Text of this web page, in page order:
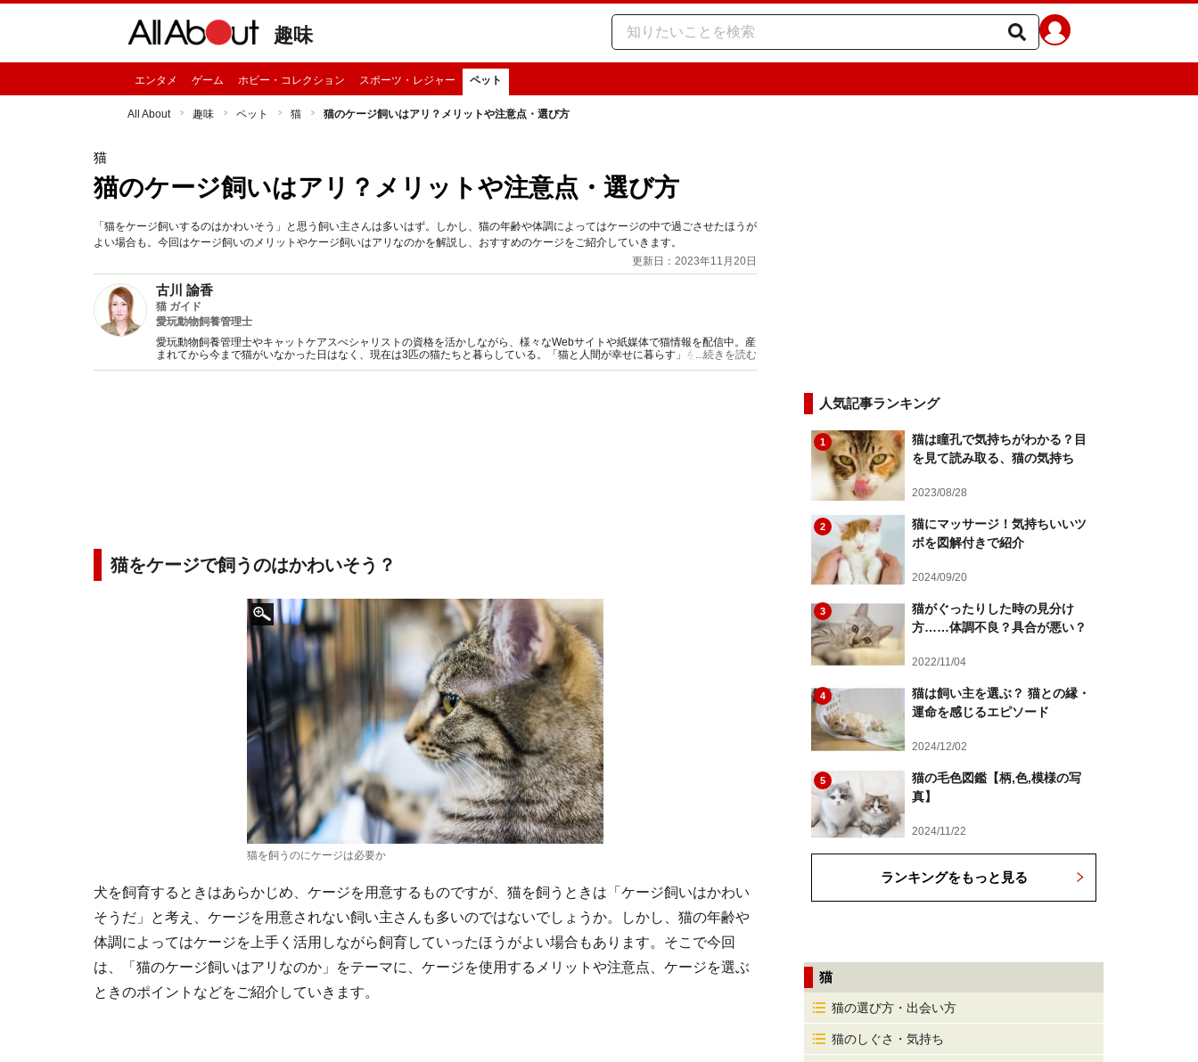
趣味
エンタメ ゲーム ホビー・コレクション スポーツ・レジャー ペット
All About 趣味 ペット 猫 猫のケージ飼いはアリ？メリットや注意点・選び方
猫
猫のケージ飼いはアリ？メリットや注意点・選び方
「猫をケージ飼いするのはかわいそう」と思う飼い主さんは多いはず。しかし、猫の年齢や体調によってはケージの中で過ごさせたほうが
よい場合も。今回はケージ飼いのメリットやケージ飼いはアリなのかを解説し、おすすめのケージをご紹介していきます。
更新日：2023年11月20日
古川 諭香
猫 ガイド
愛玩動物飼養管理士
愛玩動物飼養管理士やキャットケアスぺシャリストの資格を活かしながら、様々なWebサイトや紙媒体で猫情報を配信中。産
まれてから今まで猫がいなかった日はなく、現在は3匹の猫たちと暮らしている。「猫と人間が幸せに暮らす」をテーマに、
猫が喜ぶ注文住宅も建築済み。
...続きを読む
猫をケージで飼うのはかわいそう？
猫を飼うのにケージは必要か
犬を飼育するときはあらかじめ、ケージを用意するものですが、猫を飼うときは「ケージ飼いはかわい
そうだ」と考え、ケージを用意されない飼い主さんも多いのではないでしょうか。しかし、猫の年齢や
体調によってはケージを上手く活用しながら飼育していったほうがよい場合もあります。そこで今回
は、「猫のケージ飼いはアリなのか」をテーマに、ケージを使用するメリットや注意点、ケージを選ぶ
ときのポイントなどをご紹介していきます。
人気記事ランキング
1
猫は瞳孔で気持ちがわかる？目
を見て読み取る、猫の気持ち
2023/08/28
2
猫にマッサージ！気持ちいいツ
ボを図解付きで紹介
2024/09/20
3
猫がぐったりした時の見分け
方……体調不良？具合が悪い？
2022/11/04
4
猫は飼い主を選ぶ？ 猫との縁・
運命を感じるエピソード
2024/12/02
5
猫の毛色図鑑【柄,色,模様の写
真】
2024/11/22
ランキングをもっと見る
猫
猫の選び方・出会い方
猫のしぐさ・気持ち